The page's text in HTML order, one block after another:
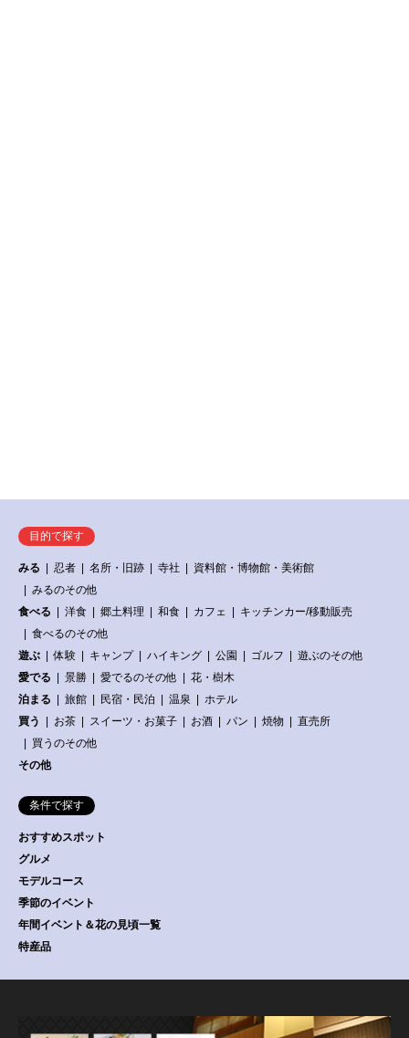
目的で探す
みる 忍者 名所・旧跡 寺社
資料館・博物館・美術館
みるのその他
食べる
洋食 郷土料理 和食 カフェ
キッチンカー/移動販売
食べるのその他
遊ぶ
体験 キャンプ ハイキング 公園 ゴルフ
遊ぶのその他
愛でる
景勝 愛でるのその他
花・樹木
泊まる
旅館 民宿・民泊 温泉
ホテル
買う
お茶 スイーツ・お菓子 お酒 パン 焼物
直売所
買うのその他
その他
条件で探す
おすすめスポット
グルメ
モデルコース
季節のイベント
年間イベント＆花の見頃一覧
特産品